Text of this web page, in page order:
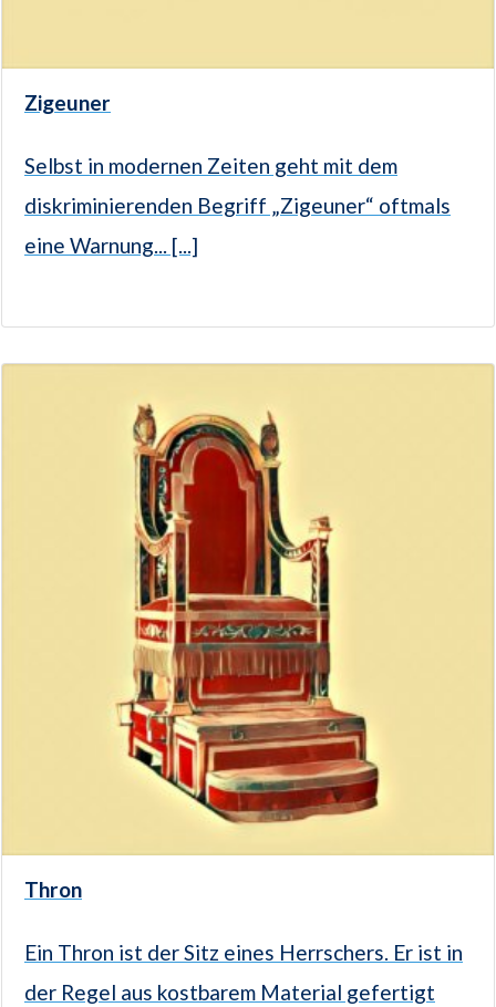
Zigeuner
Selbst in modernen Zeiten geht mit dem
diskriminierenden Begriff „Zigeuner“ oftmals
eine Warnung... [...]
Thron
Ein Thron ist der Sitz eines Herrschers. Er ist in
der Regel aus kostbarem Material gefertigt